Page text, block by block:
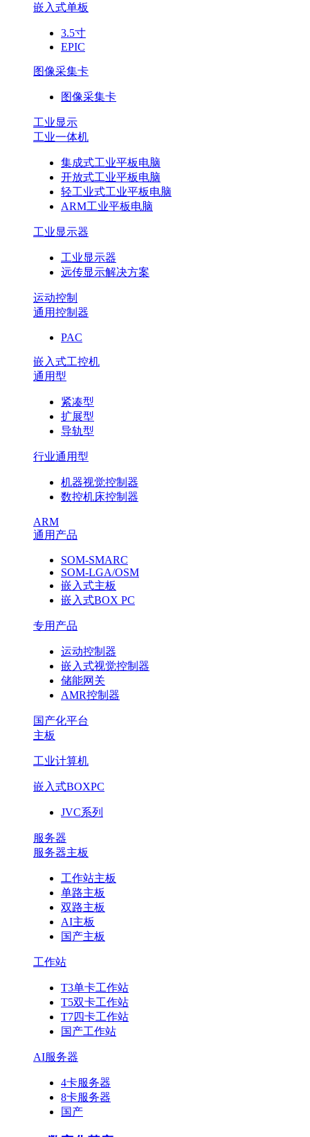
嵌入式单板
3.5寸
EPIC
图像采集卡
图像采集卡
工业显示
工业一体机
集成式工业平板电脑
开放式工业平板电脑
轻工业式工业平板电脑
ARM工业平板电脑
工业显示器
工业显示器
远传显示解决方案
运动控制
通用控制器
PAC
嵌入式工控机
通用型
紧凑型
扩展型
导轨型
行业通用型
机器视觉控制器
数控机床控制器
ARM
通用产品
SOM-SMARC
SOM-LGA/OSM
嵌入式主板
嵌入式BOX PC
专用产品
运动控制器
嵌入式视觉控制器
储能网关
AMR控制器
国产化平台
主板
工业计算机
嵌入式BOXPC
JVC系列
服务器
服务器主板
工作站主板
单路主板
双路主板
AI主板
国产主板
工作站
T3单卡工作站
T5双卡工作站
T7四卡工作站
国产工作站
AI服务器
4卡服务器
8卡服务器
国产